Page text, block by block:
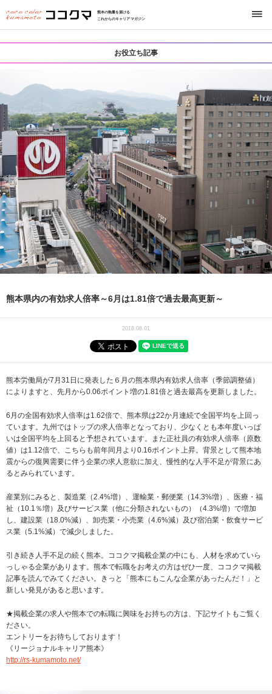
熊本の熱量を届ける
これからのキャリアマガジン
お役立ち記事
熊本県内の有効求人倍率～6月は1.81倍で過去最高更新～
2018.08.01
熊本労働局が7月31日に発表した６月の熊本県内有効求人倍率（季節調整値）
によりますと、先月から0.06ポイント増の1.81倍と過去最高を更新しました。
6月の全国有効求人倍率は1.62倍で、熊本県は22か月連続で全国平均を上回っ
ています。九州ではトップの求人倍率となっており、少なくとも本年度いっぱ
いは全国平均を上回ると予想されています。また正社員の有効求人倍率（原数
値）は1.12倍で、こちらも前年同月より0.16ポイント上昇。背景として熊本地
震からの復興需要に伴う企業の求人意欲に加え、慢性的な人手不足が背景にあ
るとみられています。
産業別にみると、製造業（2.4%増）、運輸業・郵便業（14.3%増）、医療・福
祉（10.1％増）及びサービス業（他に分類されないもの）（4.3%増）で増加
し、建設業（18.0%減）、卸売業・小売業（4.6%減）及び宿泊業・飲食サービ
ス業（5.1%減）で減少しました。
引き続き人手不足の続く熊本。ココクマ掲載企業の中にも、人材を求めていら
っしゃる企業があります。熊本で転職をお考えの方はぜひ一度、ココクマ掲載
記事を読んでみてください。きっと「熊本にもこんな企業があったんだ！」と
新しい発見があると思います。
★掲載企業の求人や熊本での転職に興味をお持ちの方は、下記サイトもご覧く
ださい。
エントリーをお待ちしております！
《リージョナルキャリア熊本》
http://rs-kumamoto.net/